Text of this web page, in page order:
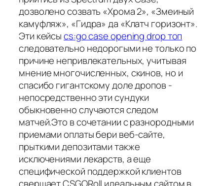
дозволено созвать «Хрома 2», «Змеиный
камуфляж», «Гидра» да «Клатч горизонт».
Эти кейсыcs:go case opening drop топ
следовательно недорогыми не только по
причине непривлекательных, учитывая
мнение многочисленных, скинов, но и
спасибо гигантскому доле дропов -
непосредственно эти сундуки
обыкновенно случаются следом
матчей.Это в сочетании с разнородными
приемами оплаты бери веб-сайте,
прыткими депозитами также
исключениями лекарств, а еще
специфической поддержкой клиентов
свершает CSGORoll идеальным сайтом в